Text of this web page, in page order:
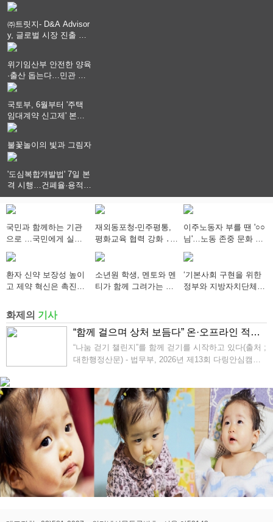
앙부처 법무담당관 회의
㈜트릿지- D&A Advisor
y, 글로벌 시장 진출 위
한 전략적 업무협약 체
위기임산부 안전한 양육
·출산 돕는다…민관 협
력체계 구축
국토부, 6월부터 '주택
임대계약 신고제' 본격
시행…실거래가 투명화
불꽃놀이의 빛과 그림자
'도심복합개발법' 7일 본
격 시행…건폐율·용적률
특례 부여
국민과 함께하는 기관
으로 …국민에게 실질
적으로 도움이 되어야
재외동포청-민주평통,
평화교육 협력 강화 ․
“한반도 평화, 차세대
동포가 세계에 알리다”
이주노동자 부를 땐 '○○
님'…노동 존중 문화 확
산 캠페인 추진
환자 신약 보장성 높이
고 제약 혁신은 촉진…
소년원 학생, 멘토와 멘
티가 함께 그려가는 새
‘기본사회 구현을 위한
정부와 지방자치단체의
화제의 기사
“함께 걸으며 상처 보듬다” 온·오프라인 적신 2만 3천 명의‘안심 발걸음’
“나눔 걷기 챌린지”를 함께 걷기를 시작하고 있다(출처 ;
대한행정산문) - 법무부, 2026년 제13회 다링안심캠페
해자지...